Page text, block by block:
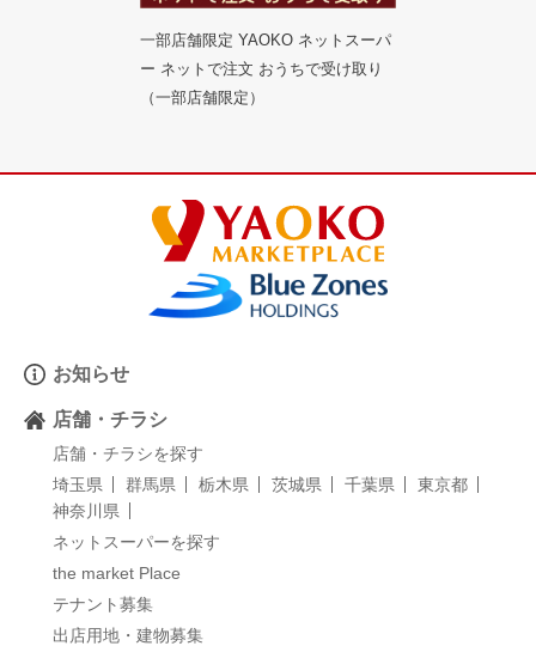
一部店舗限定 YAOKO ネットスーパ
ー ネットで注文 おうちで受け取り
（一部店舗限定）
お知らせ
店舗・チラシ
店舗・チラシを探す
埼玉県
群馬県 栃木県 茨城県 千葉県
東京都
神奈川県
ネットスーパーを探す
the market Place
テナント募集
出店用地・建物募集